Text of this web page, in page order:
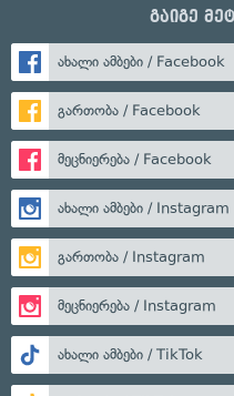
გაიგე
ახალი ამბები / Facebook
გართობა / Facebook
მეცნიერება / Facebook
ახალი ამბები / Instagram
გართობა / Instagram
მეცნიერება / Instagram
ახალი ამბები / TikTok